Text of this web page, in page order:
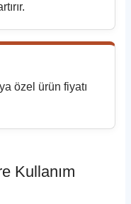
özel ürün fiyatı
Kullanım